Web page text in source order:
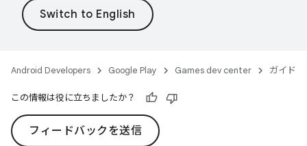
Android Developers Google Play Games dev center ガイド
この情報は役に立ちましたか？
フィードバックを送信